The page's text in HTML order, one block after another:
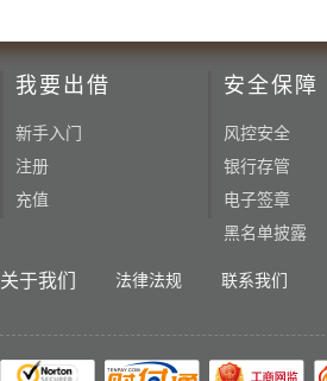
我要出借
新手入门
注册
充值
安全保障
风控安全
银行存管
电子签章
黑名单披露
关于我们 法律法规 联系我们